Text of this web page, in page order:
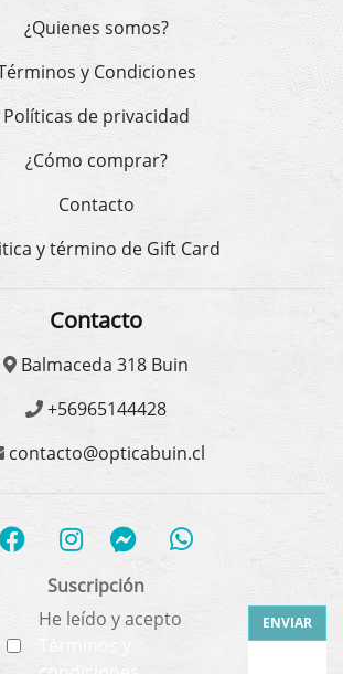
¿Quienes somos?
y Condiciones
Políticas de privacidad
¿Cómo comprar?
Contacto
y término de Gift Card
Contacto
Balmaceda 318 Buin
+56965144428
contacto@opticabuin.cl
Suscripción
He leído y acepto
ENVIAR